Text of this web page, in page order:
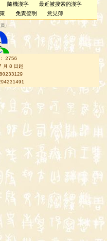
隨機漢字
最近被搜索的漢字
免責聲明 意見簿
）
2756
月 8 日起